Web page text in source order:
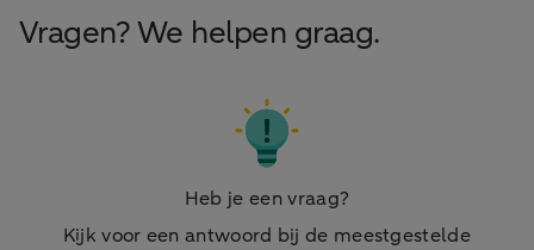
Vragen? We helpen graag.
Heb je een vraag?
Kijk voor een antwoord bij de meestgestelde